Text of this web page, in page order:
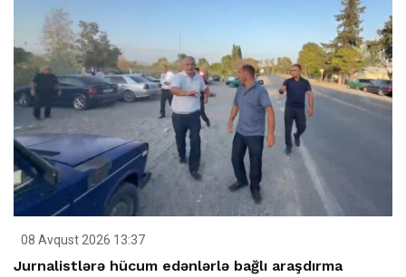
08 Avqust 2026 13:37
Jurnalistlərə hücum edənlərlə bağlı araşdırma